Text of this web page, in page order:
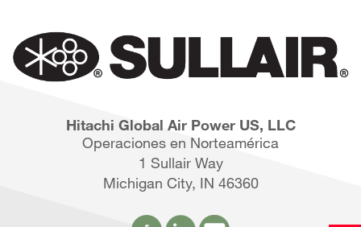
Hitachi Global Air Power US, LLC
Operaciones en Norteamérica
1 Sullair Way
Michigan City, IN 46360